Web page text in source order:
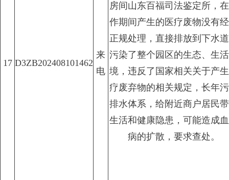
17 D3ZB202408101462
来
电
房间山东百福司法鉴定所，
作期间产生的医疗废物没有
正规处理，直接排放到下水
污染了整个园区的生态、生
境，违反了国家相关关于产
疗废弃物的相关规定，长年
排水体系，给附近商户居民
生活和健康隐患，可能造成
病的扩散，要求查处。